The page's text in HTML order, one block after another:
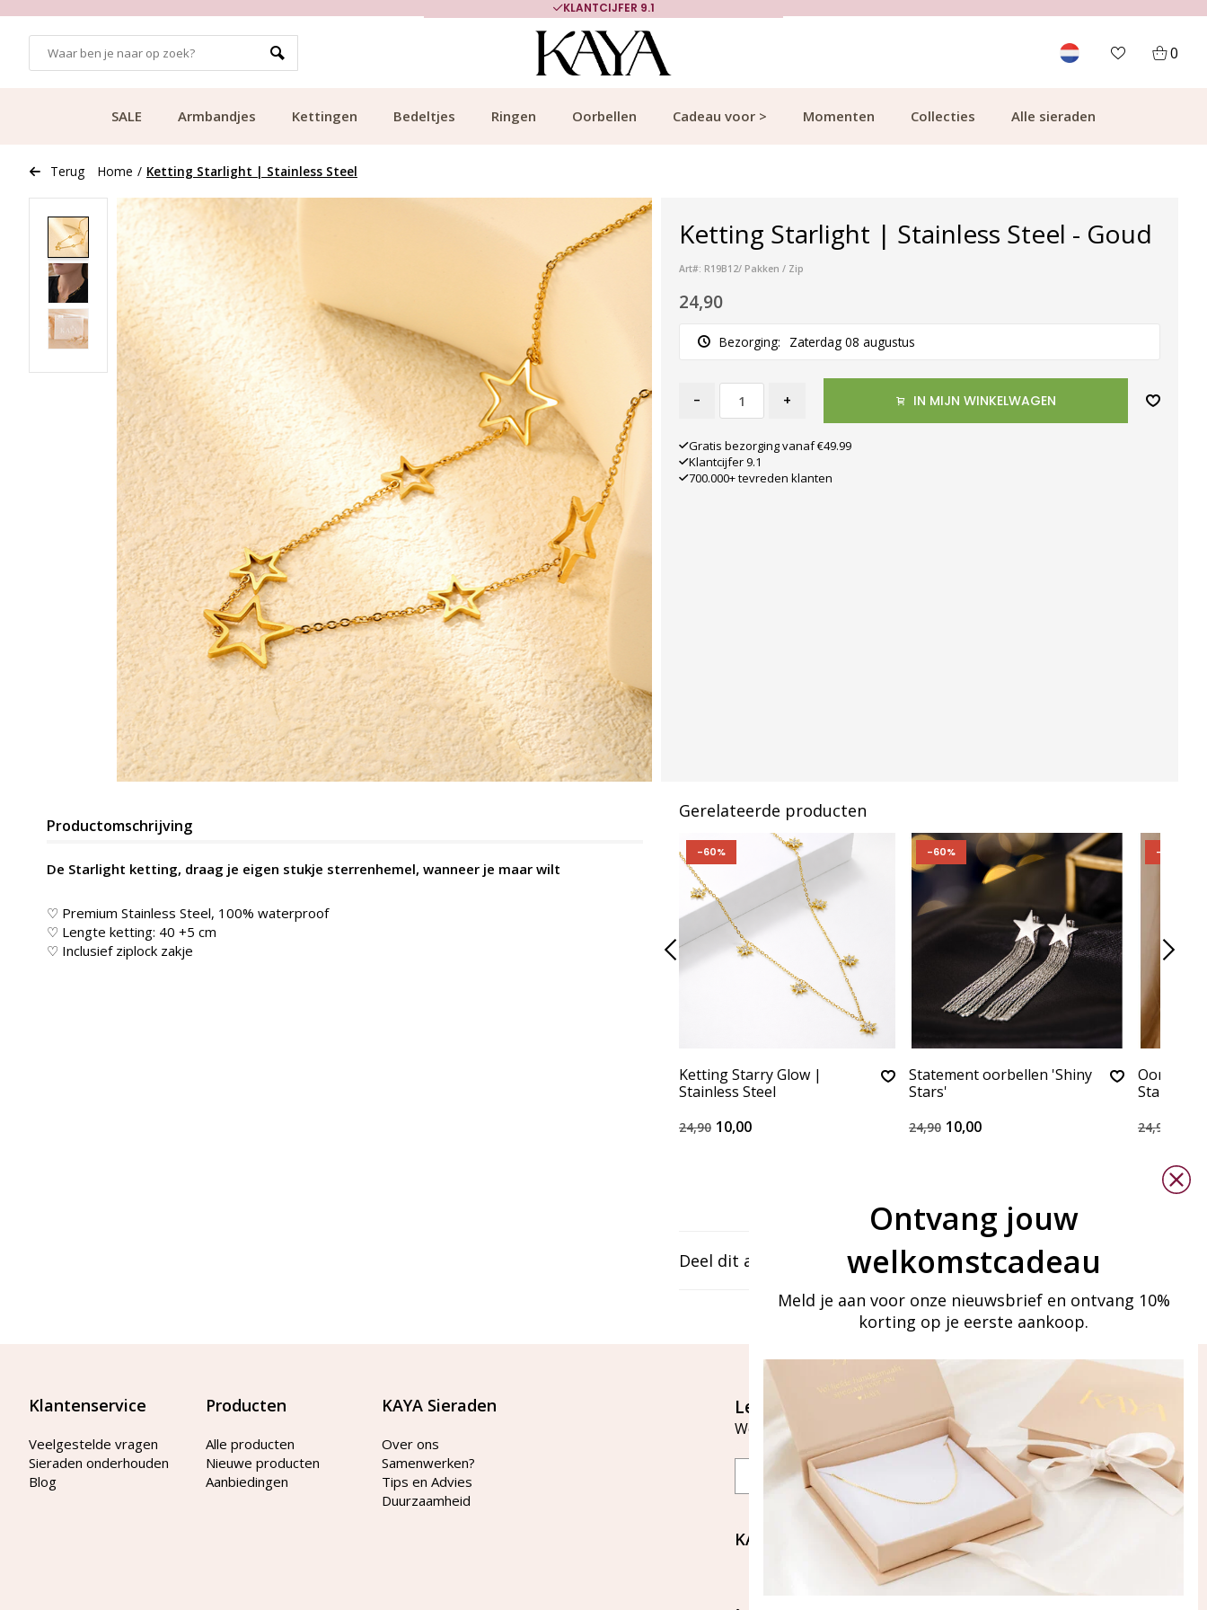
KLANTCIJFER 9.1
0
SALE Armbandjes Kettingen Bedeltjes Ringen Oorbellen Cadeau voor > Momenten Collecties Alle sieraden
Terug Home / Ketting Starlight | Stainless Steel
Ketting Starlight | Stainless Steel - Goud
Art#: R19B12/ Pakken / Zip
24,90
Bezorging: Zaterdag 08 augustus
- + IN MIJN WINKELWAGEN
Gratis bezorging vanaf €49.99
Klantcijfer 9.1
700.000+ tevreden klanten
Productomschrijving
De Starlight ketting, draag je eigen stukje sterrenhemel, wanneer je maar wilt
♡ Premium Stainless Steel, 100% waterproof
♡ Lengte ketting: 40 +5 cm
♡ Inclusief ziplock zakje
Gerelateerde producten
-60%
Ketting Starry Glow |
Stainless Steel
24,90 10,00
-60%
Statement oorbellen 'Shiny
Stars'
24,90 10,00
-60%
Stainless
24,90
Deel dit artikel
Klantenservice
Veelgestelde vragen
Sieraden onderhouden
Blog
Producten
Alle producten
Nieuwe producten
Aanbiedingen
KAYA Sieraden
Over ons
Samenwerken?
Tips en Advies
Duurzaamheid
Let's stay in touch
Word lid van onze mailinglijst
KAYA Sieraden
Bellen of WhatsApp Ma-Vr
tussen 09:00-17:00
Ontvang jouw
welkomstcadeau
Meld je aan voor onze nieuwsbrief en ontvang 10%
korting op je eerste aankoop.